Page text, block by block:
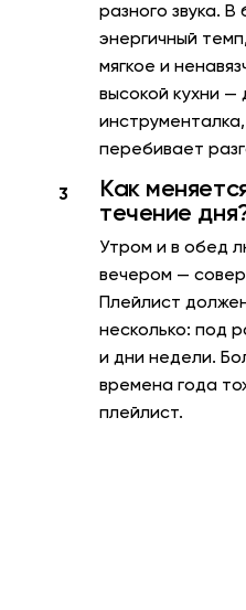
разного звука.
энергичный темп,
мягкое и
высокой кухни —
перебивает
Как
течение
Утром и в обед
вечером —
Плейлист
несколько: под
и дни недели.
времена года
плейлист.